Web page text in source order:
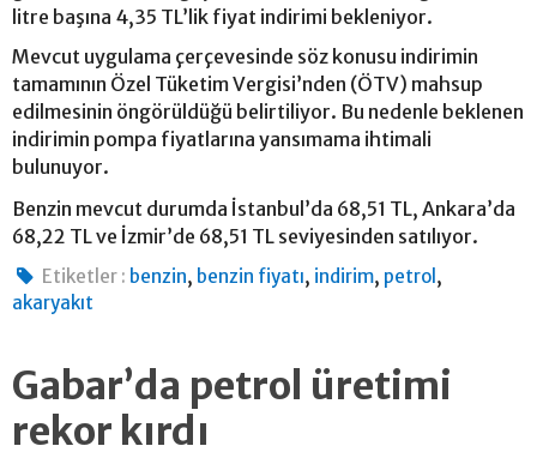
litre başına 4,35 TL’lik fiyat indirimi bekleniyor.
Mevcut uygulama çerçevesinde söz konusu indirimin
tamamının Özel Tüketim Vergisi’nden (ÖTV) mahsup
edilmesinin öngörüldüğü belirtiliyor. Bu nedenle beklenen
indirimin pompa fiyatlarına yansımama ihtimali
bulunuyor.
Benzin mevcut durumda İstanbul’da 68,51 TL, Ankara’da
68,22 TL ve İzmir’de 68,51 TL seviyesinden satılıyor.
Etiketler : benzin, benzin fiyatı, indirim, petrol ,
akaryakıt
Gabar’da petrol üretimi
rekor kırdı